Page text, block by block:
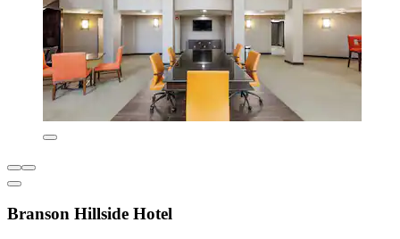
Branson Hillside Hotel